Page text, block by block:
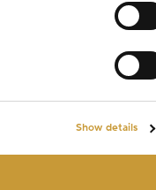
Show details